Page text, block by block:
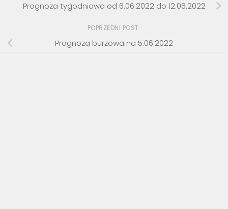
Prognoza tygodniowa od 6.06.2022 do 12.06.2022
POPRZEDNI POST
Prognoza burzowa na 5.06.2022